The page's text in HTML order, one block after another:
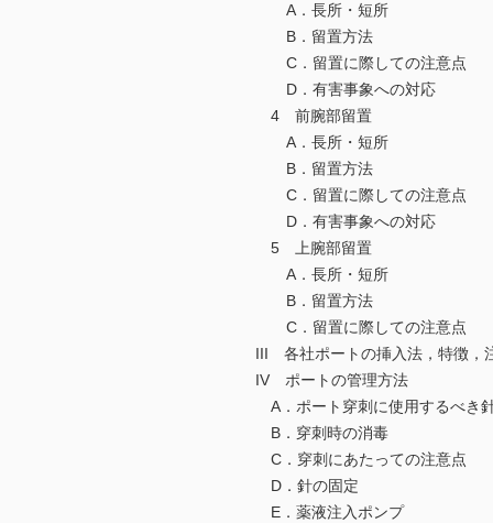
A．長所・短所
B．留置方法
C．留置に際しての注意点
D．有害事象への対応
4 前腕部留置
A．長所・短所
B．留置方法
C．留置に際しての注意点
D．有害事象への対応
5 上腕部留置
A．長所・短所
B．留置方法
C．留置に際しての注意点
III 各社ポートの挿入法，特徴，
IV ポートの管理方法
A．ポート穿刺に使用するべき
B．穿刺時の消毒
C．穿刺にあたっての注意点
D．針の固定
E．薬液注入ポンプ